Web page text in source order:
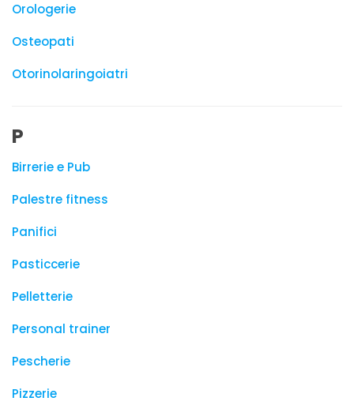
Orologerie
Osteopati
Otorinolaringoiatri
P
Birrerie e Pub
Palestre fitness
Panifici
Pasticcerie
Pelletterie
Personal trainer
Pescherie
Pizzerie